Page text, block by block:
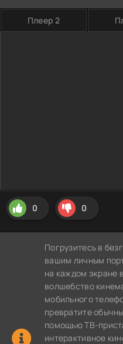
Плеер 2
0 0
Погрузитесь в
вашим личным
на каждом экране
волшебство
мобильного
превратите
помощью ТВ-
интерактивное